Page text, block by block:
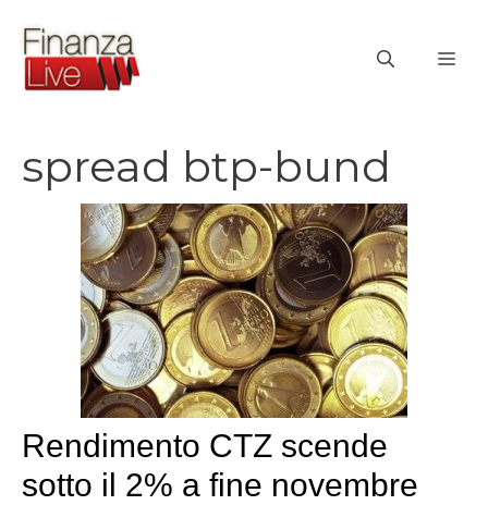
contenuto
spread btp-bund
Rendimento CTZ scende
sotto il 2% a fine novembre